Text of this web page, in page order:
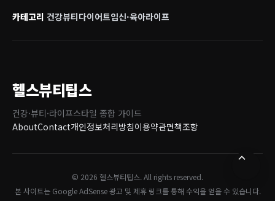
카테고리 건강뷰티다이어트임신·육아라이프
헬스뷰티팁스
건강·뷰티·라이프스타일 종합 가이드
AboutContact개인정보처리방침이용약관면책조항
© 2026 헬스뷰티팁스. All rights reserved.
본 사이트는 Google AdSense 광고 및 제휴 링크를 통해 수익을 얻을 수 있습니다.